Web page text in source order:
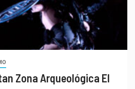
Zona Arqueológica El